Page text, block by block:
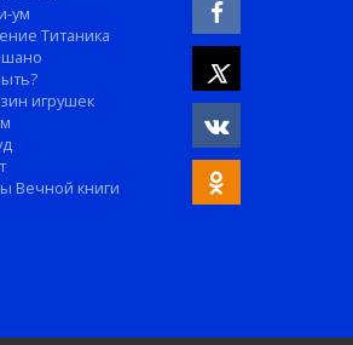
ум
Титаника
игрушек
Вечной книги